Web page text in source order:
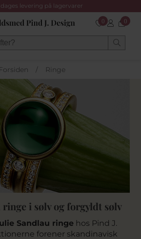
dages levering på lagervarer
0 0
Forsiden / Ringe
ringe i sølv og forgyldt sølv
Sandlau ringehos Pind J.
forener skandinavisk